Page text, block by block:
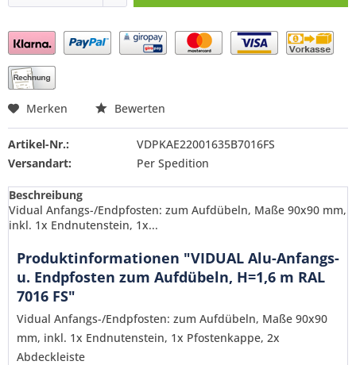
Preis anfragen
Merken Bewerten
Artikel-Nr.:
VDPKAE22001635B7016FS
Versandart:
Per Spedition
Beschreibung
Vidual Anfangs-/Endpfosten: zum Aufdübeln, Maße 90x90 mm,
inkl. 1x Endnutenstein, 1x...
Produktinformationen "VIDUAL Alu-Anfangs-
u. Endpfosten zum Aufdübeln, H=1,6 m RAL
7016 FS"
Vidual Anfangs-/Endpfosten: zum Aufdübeln, Maße 90x90
mm, inkl. 1x Endnutenstein, 1x Pfostenkappe, 2x
Abdeckleiste